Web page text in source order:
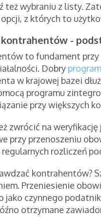
też wybraniu z listy.
z których to
-
to fundament
Dobry
w krajowej bazei
programu
przy większych
zwrócić na
przy przenoszeniu
rozliczeń
kontrahentów?
Przeniesienie
czynnego
otrzymane